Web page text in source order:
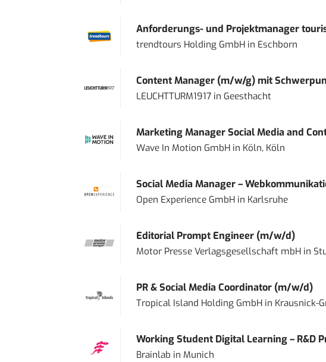
Anforderungs- und Projektmanager
trendtours Holding GmbHin Eschborn
Content Manager (m/w/g) mit
LEUCHTTURM1917in Geesthacht
Marketing Manager Social Media and
Wave In Motion GmbHin Köln, Köln
Social Media Manager –
Open Experience GmbHin Karlsruhe
Editorial Prompt Engineer (m/w/d)
Motor Presse Verlagsgesellschaft mbHin
PR & Social Media Coordinator (m/w/d)
Tropical Island Holding GmbHin Krausnick-
Working Student Digital Learning – R&D
Brainlab in Munich